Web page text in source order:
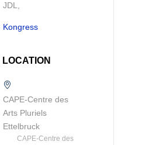
JDL,
Kongress
LOCATION
CAPE-Centre des
Arts Pluriels
Ettelbruck
CAPE-Centre des